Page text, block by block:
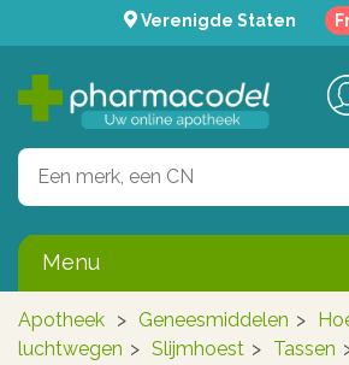
Verenigde Staten
Menu
Apotheek > Geneesmiddelen >
luchtwegen > Slijmhoest > Tassen